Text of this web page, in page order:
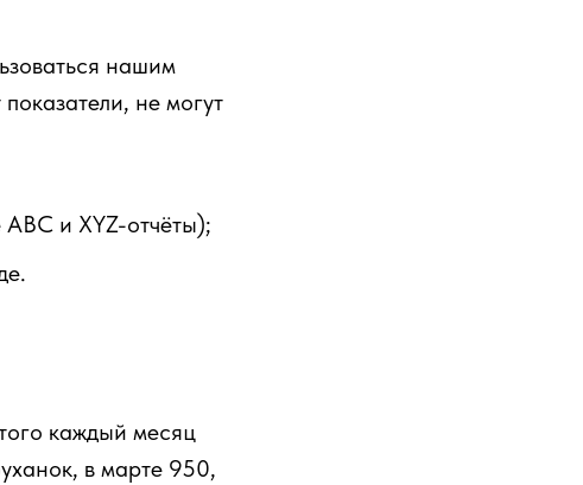
нашим
не могут
и XYZ-отчёты);
каждый месяц
в марте 950,